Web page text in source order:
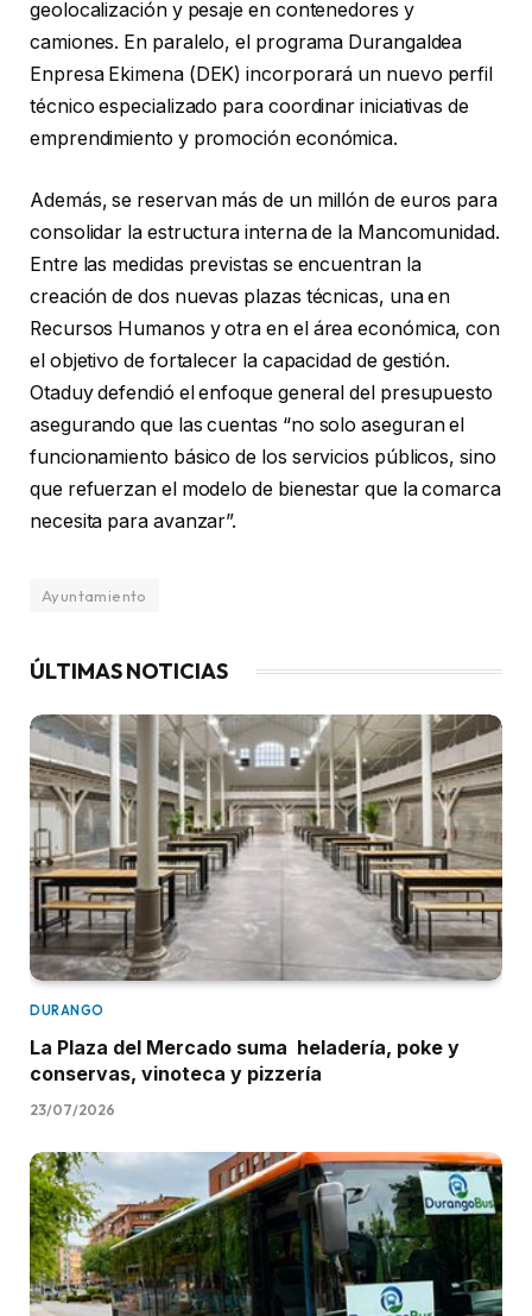
geolocalización y pesaje en contenedores y
camiones. En paralelo, el programa Durangaldea
Enpresa Ekimena (DEK) incorporará un nuevo perfil
técnico especializado para coordinar iniciativas de
emprendimiento y promoción económica.
Además, se reservan más de un millón de euros para
consolidar la estructura interna de la Mancomunidad.
Entre las medidas previstas se encuentran la
creación de dos nuevas plazas técnicas, una en
Recursos Humanos y otra en el área económica, con
el objetivo de fortalecer la capacidad de gestión.
Otaduy defendió el enfoque general del presupuesto
asegurando que las cuentas “no solo aseguran el
funcionamiento básico de los servicios públicos, sino
que refuerzan el modelo de bienestar que la comarca
necesita para avanzar”.
Ayuntamiento
ÚLTIMAS NOTICIAS
DURANGO
La Plaza del Mercado suma heladería, poke y
conservas, vinoteca y pizzería
23/07/2026